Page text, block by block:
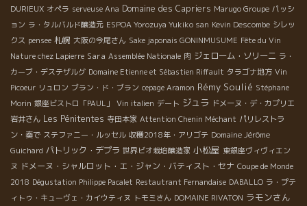
DURIEUX オペラ serveuse Ana Domaine des Capriers Marugo Groupe パッシ
ョン ラ・タルバルド醸造元 ESPOA Yorozuya Yukiko san Kevin Descombe シレッ
クス pensee 札幌 大阪の今尾さん Sake japonais GONINMUSUME Fête du Vin
Nature chez Lapierre Sara Assemblée Nationale 肉 ジェローム・ソリーニ ラ・
カーブ・デステザルグ Domaine Etienne et Sébastien Riffault タラゴナ地方 Vin
Picoeur リュロン ブラン・ド・ブラン cepage Aramon Rémy Soulié Stéphane
Morin 銀座ビストロ「PAUL」 Vin italien デート ジュラ ドメーヌ・デ・カプリエ
岩井さん Les Pénitentes 寺田本家 Attention Chenin Méchant パリレストラ
ン・奏で ステファニー・ルッセル 収穫2018年・アリゴテ Domaine Jérôme
Guichard パトリック・デプラ 世界ビオ栽培醸造家 小松屋 東銀座ヴィヴィエン
ヌ ドメーヌ・シャルロット・エ・ジャン・バティスト・セナ Coupe de Monde
2018 Dégustation Philippe Pacalet Restautrant Fernandaise DABALLO ラ・プテ
ィトゥ・キューヴェ・カイウティヌ トモミさん DOMAINE RIVATON ラモンさん